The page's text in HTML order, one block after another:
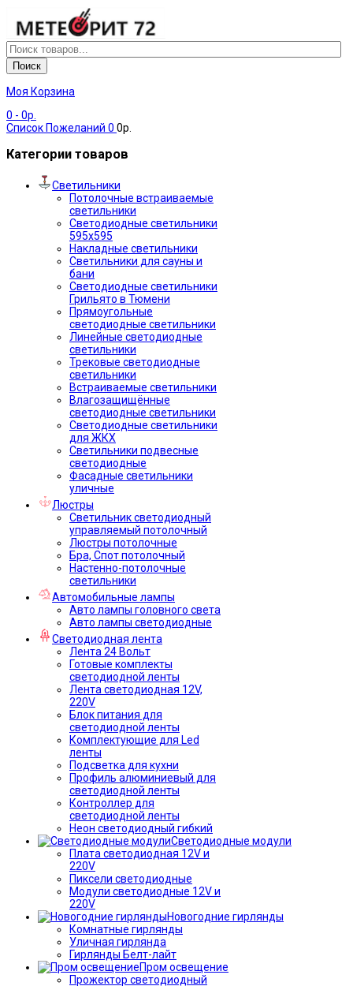
Поиск
Моя Корзина
0 - 0р.
Список Пожеланий 0 0р.
Категории товаров
Светильники
Потолочные встраиваемые
светильники
Светодиодные светильники
595х595
Накладные светильники
Светильники для сауны и
бани
Светодиодные светильники
Грильято в Тюмени
Прямоугольные
светодиодные светильники
Линейные светодиодные
светильники
Трековые светодиодные
светильники
Встраиваемые светильники
Влагозащищённые
светодиодные светильники
Светодиодные светильники
для ЖКХ
Светильники подвесные
светодиодные
Фасадные светильники
уличные
Люстры
Светильник светодиодный
управляемый потолочный
Люстры потолочные
Бра, Спот потолочный
Настенно-потолочные
светильники
Автомобильные лампы
Авто лампы головного света
Авто лампы светодиодные
Светодиодная лента
Лента 24 Вольт
Готовые комплекты
светодиодной ленты
Лента светодиодная 12V,
220V
Блок питания для
светодиодной ленты
Комплектующие для Led
ленты
Подсветка для кухни
Профиль алюминиевый для
светодиодной ленты
Контроллер для
светодиодной ленты
Неон светодиодный гибкий
Светодиодные модули
Плата светодиодная 12V и
220V
Пиксели светодиодные
Модули светодиодные 12V и
220V
Новогодние гирлянды
Комнатные гирлянды
Уличная гирлянда
Гирлянды Белт-лайт
Пром освещение
Прожектор светодиодный